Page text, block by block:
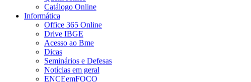
Catálogo Online
Informática
Office 365 Online
Drive IBGE
Acesso ao Bme
Dicas
Seminários e Defesas
Notícias em geral
ENCEemFOCO